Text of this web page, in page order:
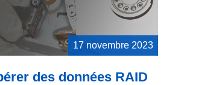
17 novembre 2023
des données RAID